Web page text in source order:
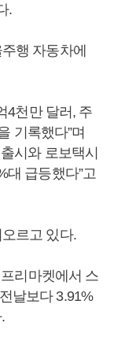
.
행 자동차에
4천만 달러, 주
기록했다”며
시와 로보택시
대 급등했다”고
르고 있다.
리마켓에서 스
날보다 3.91%